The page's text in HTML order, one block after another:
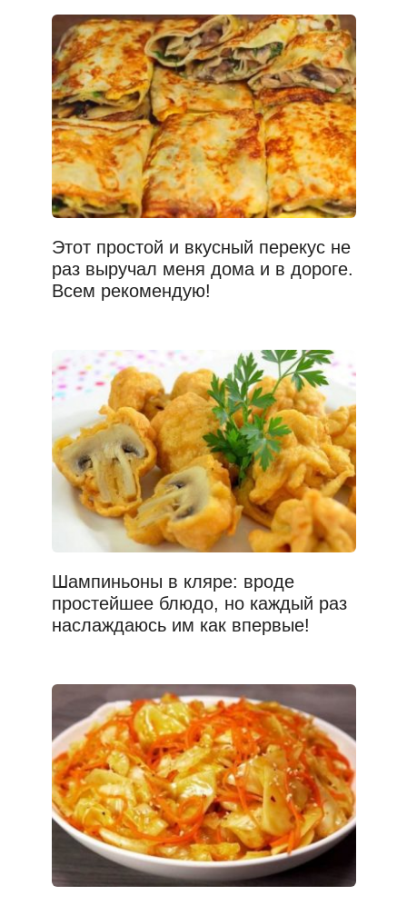
Этот простой и вкусный перекус не
раз выручал меня дома и в дороге.
Всем рекомендую!
Шампиньоны в кляре: вроде
простейшее блюдо, но каждый раз
наслаждаюсь им как впервые!